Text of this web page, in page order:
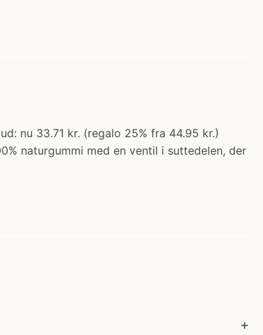
nu 33.71 kr. (regalo 25% fra 44.95 kr.)
naturgummi med en ventil i suttedelen, der